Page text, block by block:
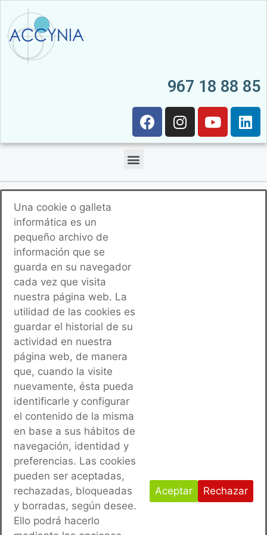
967 18 88 85
OBRA: AMPLIACIÓN APARCAMIENTOS RMASD LA
PLANA (CASTELLÓN)
PROMOTOR:MINISTERIO DE DEFENSA. DIRECCIÓN
DE INFRAESTRUCTURAS E.T.
AÑO:2019
Una cookie o galleta
informática es un
pequeño archivo de
información que se
guarda en su navegador
cada vez que visita
nuestra página web. La
utilidad de las cookies es
guardar el historial de su
actividad en nuestra
página web, de manera
que, cuando la visite
nuevamente, ésta pueda
identificarle y configurar
el contenido de la misma
en base a sus hábitos de
navegación, identidad y
preferencias. Las cookies
pueden ser aceptadas,
rechazadas, bloqueadas
y borradas, según desee.
Ello podrá hacerlo
Aceptar Rechazar